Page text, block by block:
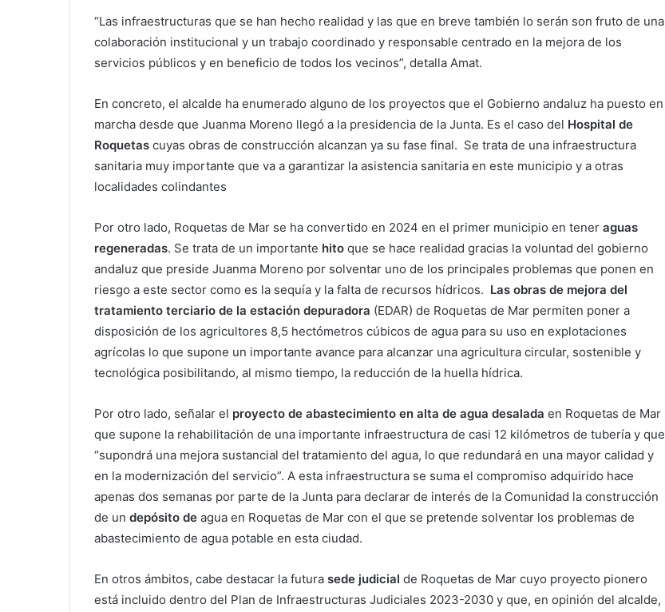
“Las infraestructuras que se han hecho realidad y las que en breve también lo serán son fruto de una
colaboración institucional y un trabajo coordinado y responsable centrado en la mejora de los
servicios públicos y en beneficio de todos los vecinos”, detalla Amat.
En concreto, el alcalde ha enumerado alguno de los proyectos que el Gobierno andaluz ha puesto en
marcha desde que Juanma Moreno llegó a la presidencia de la Junta. Es el caso del Hospital de
Roquetas cuyas obras de construcción alcanzan ya su fase final. Se trata de una infraestructura
sanitaria muy importante que va a garantizar la asistencia sanitaria en este municipio y a otras
localidades colindantes
Por otro lado, Roquetas de Mar se ha convertido en 2024 en el primer municipio en tener aguas
regeneradas. Se trata de un importante hito que se hace realidad gracias la voluntad del gobierno
andaluz que preside Juanma Moreno por solventar uno de los principales problemas que ponen en
riesgo a este sector como es la sequía y la falta de recursos hídricos. Las obras de mejora del
tratamiento terciario de la estación depuradora (EDAR) de Roquetas de Mar permiten poner a
disposición de los agricultores 8,5 hectómetros cúbicos de agua para su uso en explotaciones
agrícolas lo que supone un importante avance para alcanzar una agricultura circular, sostenible y
tecnológica posibilitando, al mismo tiempo, la reducción de la huella hídrica.
Por otro lado, señalar el proyecto de abastecimiento en alta de agua desalada en Roquetas de Mar
que supone la rehabilitación de una importante infraestructura de casi 12 kilómetros de tubería y que
“supondrá una mejora sustancial del tratamiento del agua, lo que redundará en una mayor calidad y
en la modernización del servicio”. A esta infraestructura se suma el compromiso adquirido hace
apenas dos semanas por parte de la Junta para declarar de interés de la Comunidad la construcción
de un depósito de agua en Roquetas de Mar con el que se pretende solventar los problemas de
abastecimiento de agua potable en esta ciudad.
En otros ámbitos, cabe destacar la futura sede judicial de Roquetas de Mar cuyo proyecto pionero
está incluido dentro del Plan de Infraestructuras Judiciales 2023-2030 y que, en opinión del alcalde,